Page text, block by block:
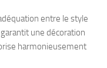
entre le style
une décoration
harmonieusement